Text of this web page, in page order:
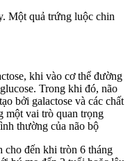
Một quả trứng luộc chin
khi vào cơ thể đường
Trong khi đó, não
bởi galactose và các chất
một vai trò quan trọng
thường của não bộ
cho đến khi tròn 6 tháng